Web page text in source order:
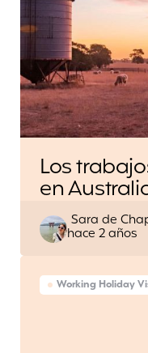
Los
en
Escrito
por
Sara de
hace 2 años
Working Holiday